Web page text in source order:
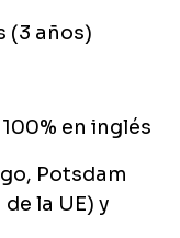
(3 años)
en inglés
Potsdam
la UE) y